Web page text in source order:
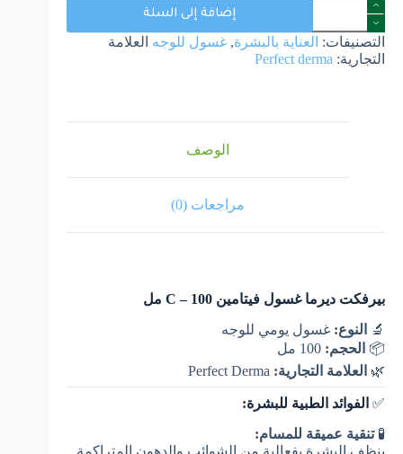
إضافة إلى السلة
التصنيفات: العناية بالبشرة, غسول للوجه العلامة
التجارية: Perfect derma
الوصف
مراجعات (0)
بيرفكت ديرما غسول فيتامين C – 100 مل
🔬
النوع: غسول يومي للوجه
📦 الحجم:
🌿 العلامة التجارية:
✅ الفوائد الطبية للبشرة:
🧪تنقية عميقة للمسام:
ينظف البشرة بفعالية من الشوائب والدهون المتراكمة